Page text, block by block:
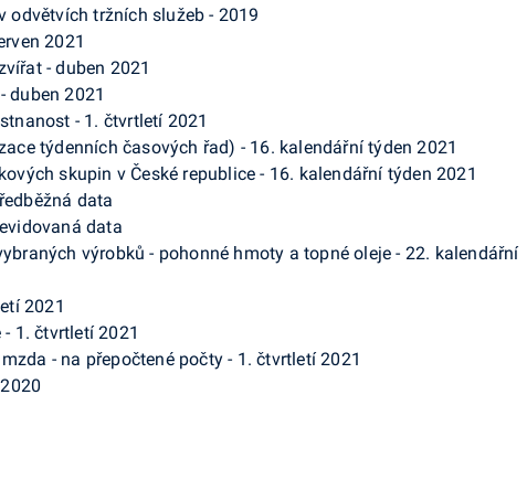
odvětvích tržních služeb - 2019
2021
- duben 2021
duben 2021
- 1. čtvrtletí 2021
týdenních časových řad) - 16. kalendářní týden 2021
skupin v České republice - 16. kalendářní týden 2021
data
data
výrobků - pohonné hmoty a topné oleje - 22. kalendářní
2021
1. čtvrtletí 2021
- na přepočtené počty - 1. čtvrtletí 2021